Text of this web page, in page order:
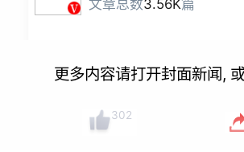
文章总数3.56K篇
更多内容请打开封面新闻,
302